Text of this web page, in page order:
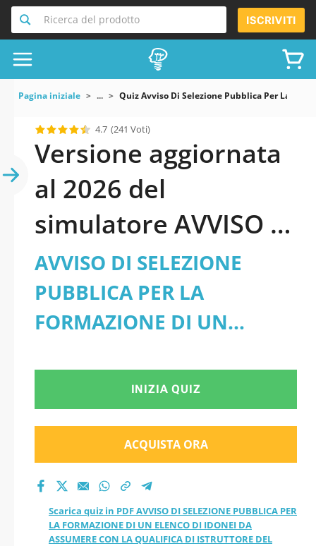
Ricerca del prodotto ISCRIVITI
Pagina iniziale ... Quiz Avviso Di Selezione Pubblica Per La
4.7 (241 Voti)
Versione aggiornata
al 2026 del
simulatore AVVISO DI
SELEZIONE PUBBLICA
PER LA FORMAZIONE
DI UN ELENCO DI
IDONEI DA
ASSUMERE CON LA
QUALIFICA DI
ISTRUTTORE DEL
MERCATO DEL
AVVISO DI SELEZIONE
PUBBLICA PER LA
FORMAZIONE DI UN
ASSUMERE CON LA
QUALIFICA DI ISTRUTTORE
DEL MERCATO DEL
LAVORO - AREA DEGLI
ISTRUTTORI - NELLA
PROVINCIA DI BRESCIA E
INIZIA QUIZ
ACQUISTA ORA
Scarica quiz in PDF AVVISO DI SELEZIONE PUBBLICA PER
LA FORMAZIONE DI UN ELENCO DI IDONEI DA
ASSUMERE CON LA QUALIFICA DI ISTRUTTORE DEL